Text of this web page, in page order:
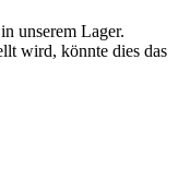
unserem Lager.
wird, könnte dies das